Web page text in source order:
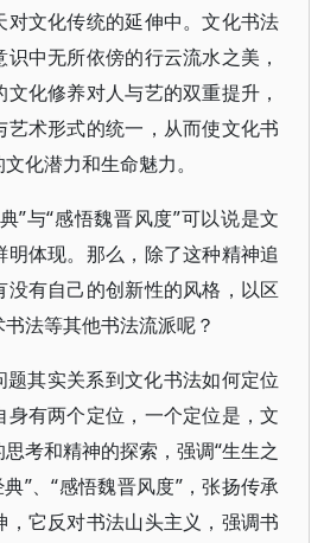
对文化传统的延伸中。文化书法
中无所依傍的行云流水之美，
化修养对人与艺的双重提升，
术形式的统一，从而使文化书
化潜力和生命魅力。
”与“感悟魏晋风度”可以说是文
体现。那么，除了这种精神追
有自己的创新性的风格，以区
法等其他书法流派呢？
题其实关系到文化书法如何定位
身有两个定位，一个定位是，文
考和精神的探索，强调“生生之
”、“感悟魏晋风度”，张扬传承
它反对书法山头主义，强调书